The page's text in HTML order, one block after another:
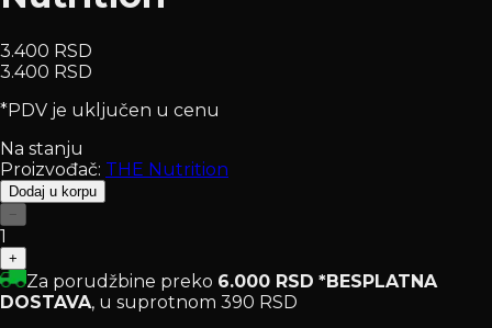
3.400 RSD
3.400 RSD
*PDV je uključen u cenu
Na stanju
Proizvođač: THE Nutrition
Dodaj u korpu
−
1
+
Za porudžbine preko 6.000 RSD *BESPLATNA
DOSTAVA, u suprotnom 390 RSD